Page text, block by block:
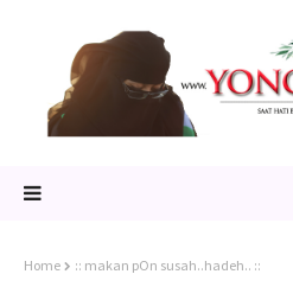
Home :: makan pOn susah..hadeh.. ::